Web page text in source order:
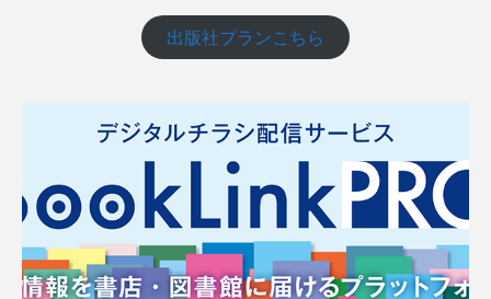
出版社プランこちら